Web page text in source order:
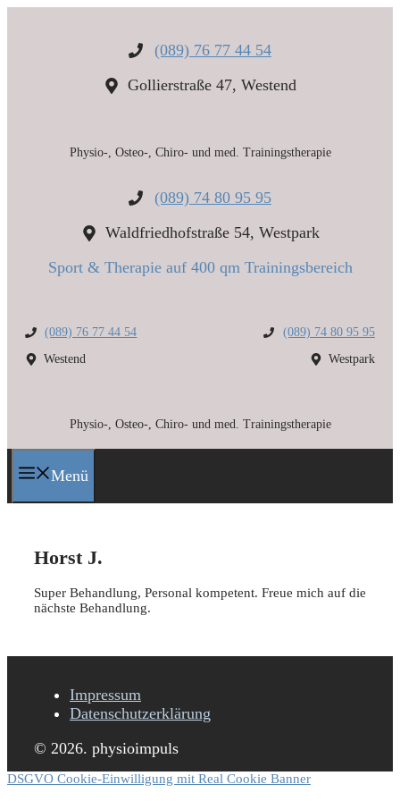
(089) 76 77 44 54
Gollierstraße 47, Westend
Physio-, Osteo-, Chiro- und med. Trainingstherapie
(089) 74 80 95 95
Waldfriedhofstraße 54, Westpark
Sport & Therapie auf 400 qm Trainingsbereich
(089) 76 77 44 54
Westend
(089) 74 80 95 95
Westpark
Physio-, Osteo-, Chiro- und med. Trainingstherapie
Menü
Horst J.
Super Behandlung, Personal kompetent. Freue mich auf die
nächste Behandlung.
Impressum
Datenschutzerklärung
© 2026. physioimpuls
DSGVO Cookie-Einwilligung mit Real Cookie Banner